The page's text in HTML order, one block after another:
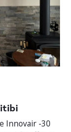
Innovair -30